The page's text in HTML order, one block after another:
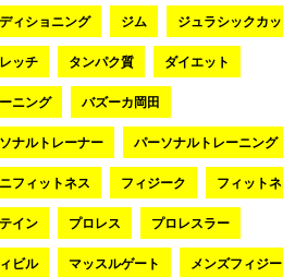
ィショニング ジム ジュラシックカ
ッチ タンパク質 ダイエット
ニング バズーカ岡田
ナルトレーナー パーソナルトレーニング
フィットネス フィジーク フィット
イン プロレス プロレスラー
ビル マッスルゲート メンズフィジ